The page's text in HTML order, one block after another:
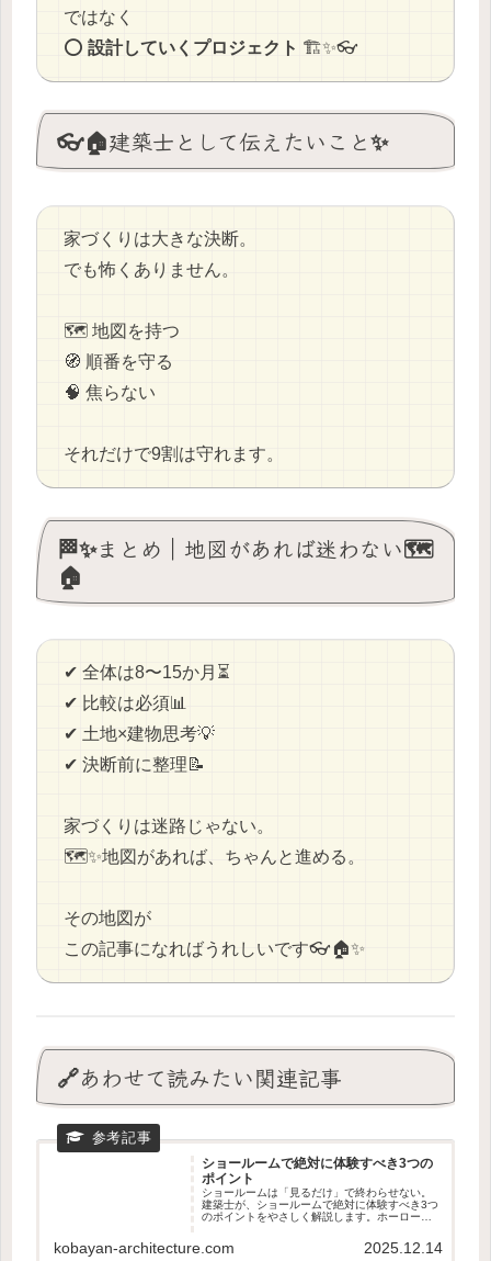
ではなく
⭕ 設計していくプロジェクト 🏗️✨👓
👓🏠建築士として伝えたいこと✨
家づくりは大きな決断。
でも怖くありません。
🗺️ 地図を持つ
🧭 順番を守る
🧠 焦らない
それだけで9割は守れます。
🏁✨まとめ｜地図があれば迷わない🗺️
🏠
✔ 全体は8〜15か月⏳
✔ 比較は必須📊
✔ 土地×建物思考💡
✔ 決断前に整理📝
家づくりは迷路じゃない。
🗺️✨地図があれば、ちゃんと進める。
その地図が
この記事になればうれしいです👓🏠✨
🔗あわせて読みたい関連記事
ショールームで絶対に体験すべき3つの
ポイント
ショールームは「見るだけ」で終わらせない。
建築士が、ショールームで絶対に体験すべき3つ
のポイントをやさしく解説します。ホーローの
地まで。新築・リフォームどちらにも役立つ、
後悔しない見学のコツがわかる記事です。
kobayan-architecture.com 2025.12.14